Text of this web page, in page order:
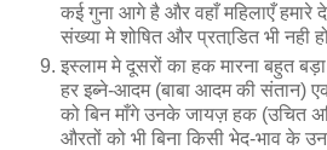
कई गुना आगे है और वहाँ महिलाएँ हमारे
संख्या मे शोषित और प्रताडि़त भी नही
इस्लाम मे दूसरों का हक मारना बहुत
हर इब्ने-आदम (बाबा आदम की संतान)
को बिन माँगे उनके जायज़ हक (उचित
औरतों को भी बिना किसी भेद-भाव के